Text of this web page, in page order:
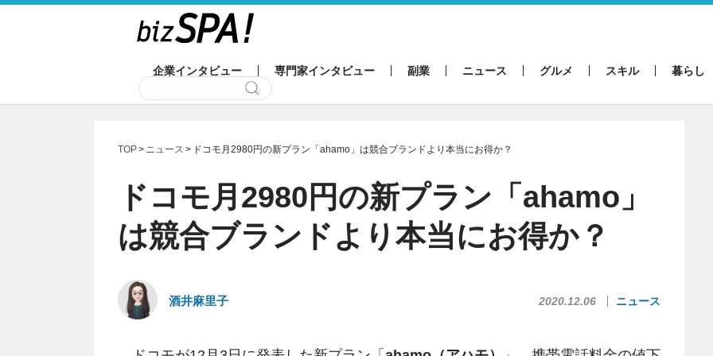
企業インタビュー 専門家インタビュー 副業 ニュース グルメ スキル 暮らし
TOP ニュース ドコモ月2980円の新プラン「ahamo」は競合ブランドより本当にお得か？
ドコモ月2980円の新プラン「ahamo」
は競合ブランドより本当にお得か？
酒井麻里子 2020.12.06 ニュース